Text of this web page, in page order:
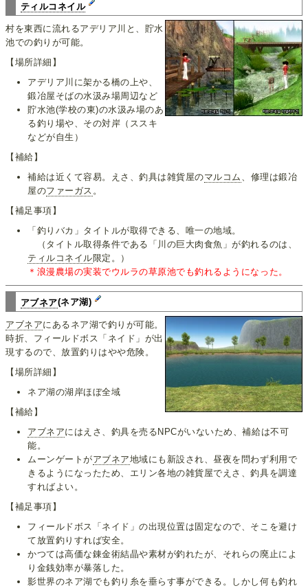
ティルコネイル
村を東西に流れるアデリア川と、貯水
池での釣りが可能。
【場所詳細】
アデリア川に架かる橋の上や、
鍛冶屋そばの水汲み場周辺など
貯水池(学校の東)の水汲み場のあ
る釣り場や、その対岸（ススキ
などが自生）
【補給】
補給は近くて容易。えさ、釣具は雑貨屋のマルコム 、修理は鍛冶
屋のファーガス 。
【補足事項】
「釣りバカ」タイトルが取得できる、唯一の地域。
（タイトル取得条件である「川の巨大肉食魚」が釣れるのは、
ティルコネイル限定。）
＊浪漫農場の実装でウルラの草原池でも釣れるようになった。
アブネア(ネア湖)
アブネアにあるネア湖で釣りが可能。
時折、フィールドボス「ネイド」が出
現するので、放置釣りはやや危険。
【場所詳細】
ネア湖の湖岸ほぼ全域
【補給】
アブネアにはえさ、釣具を売るNPCがいないため、補給は不可
能。
ムーンゲートがアブネア地域にも新設され、昼夜を問わず利用で
きるようになったため、エリン各地の雑貨屋でえさ、釣具を調達
すればよい。
【補足事項】
フィールドボス「ネイド」の出現位置は固定なので、そこを避け
て放置釣りすれば安全。
かつては高価な錬金術結晶や素材が釣れたが、それらの廃止によ
り金銭効率が暴落した。
影世界のネア湖でも釣り糸を垂らす事ができる。しかし何も釣れ